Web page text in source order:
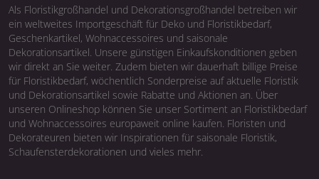
Als Floristikgroßhandel und Dekorationsgroßhandel betreiben wir
ein weltweites Importgeschäft für Deko und Floristikbedarf,
Geschenkartikel, Wohnaccessoires und saisonale
Dekorationsartikel. Unsere günstigen Einkaufskonditionen geben
wir direkt an Sie weiter. Zudem bieten wir dauerhaft billige Preise
für Floristikbedarf, wöchentlich Sonderpreise auf aktuelle Floristik
und Dekorationsartikel sowie Rabatte und Aktionen an. Über
unseren Onlineshop können Sie unser Sortiment an Floristikbedarf
und Wohnaccessoires europaweit online kaufen. Floristen und
Dekorateuren bieten wir Inspirationen für saisonale Floristik,
Schaufensterdekorationen und vieles mehr.